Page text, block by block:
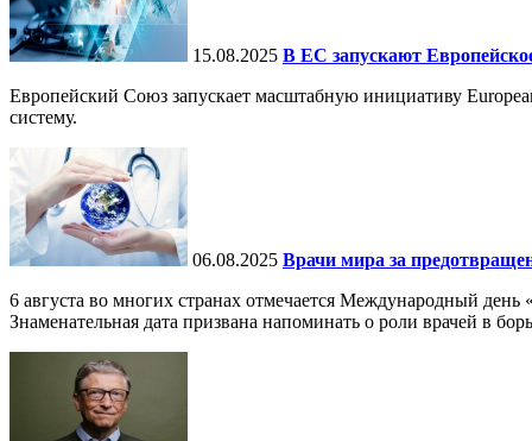
15.08.2025 В ЕС запускают
Европейский Союз запускает масштабную инициативу
систему.
06.08.2025 Врачи мира за
6 августа во многих странах отмечается Международный день
Знаменательная дата призвана напоминать о роли врачей в